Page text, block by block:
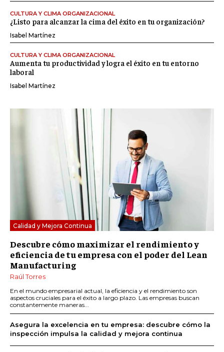
CULTURA Y CLIMA ORGANIZACIONAL
¿Listo para alcanzar la cima del éxito en tu organización?
Isabel Martínez
CULTURA Y CLIMA ORGANIZACIONAL
Aumenta tu productividad y logra el éxito en tu entorno
laboral
Isabel Martínez
Calidad y Mejora Continua
Descubre cómo maximizar el rendimiento y
eficiencia de tu empresa con el poder del Lean
Manufacturing
Raúl Torres
En el mundo empresarial actual, la eficiencia y el rendimiento son
aspectos cruciales para el éxito a largo plazo. Las empresas buscan
constantemente maneras...
Asegura la excelencia en tu empresa: descubre cómo la
inspección impulsa la calidad y mejora continua